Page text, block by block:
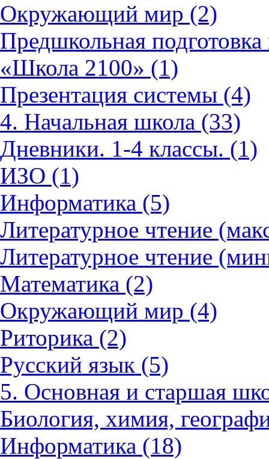
Окружающий мир (2)
Предшкольная
«Школа 2100» (1)
Презентация системы (4)
4. Начальная школа (33)
Дневники. 1-4 классы. (1)
ИЗО (1)
Информатика (5)
Литературное чтение
Литературное чтение
Математика (2)
Окружающий мир (4)
Риторика (2)
Русский язык (5)
5. Основная и старшая
Биология, химия,
Информатика (18)